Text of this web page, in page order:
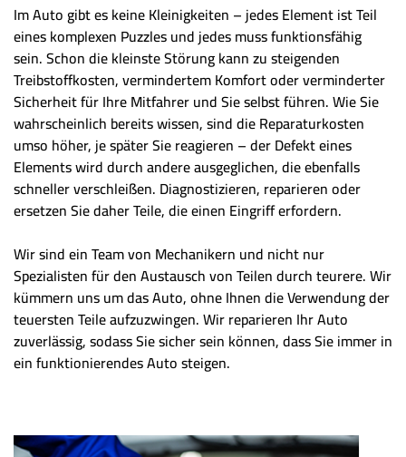
Im Auto gibt es keine Kleinigkeiten – jedes Element ist Teil
eines komplexen Puzzles und jedes muss funktionsfähig
sein. Schon die kleinste Störung kann zu steigenden
Treibstoffkosten, vermindertem Komfort oder verminderter
Sicherheit für Ihre Mitfahrer und Sie selbst führen. Wie Sie
wahrscheinlich bereits wissen, sind die Reparaturkosten
umso höher, je später Sie reagieren – der Defekt eines
Elements wird durch andere ausgeglichen, die ebenfalls
schneller verschleißen. Diagnostizieren, reparieren oder
ersetzen Sie daher Teile, die einen Eingriff erfordern.
Wir sind ein Team von Mechanikern und nicht nur
Spezialisten für den Austausch von Teilen durch teurere. Wir
kümmern uns um das Auto, ohne Ihnen die Verwendung der
teuersten Teile aufzuzwingen. Wir reparieren Ihr Auto
zuverlässig, sodass Sie sicher sein können, dass Sie immer in
ein funktionierendes Auto steigen.